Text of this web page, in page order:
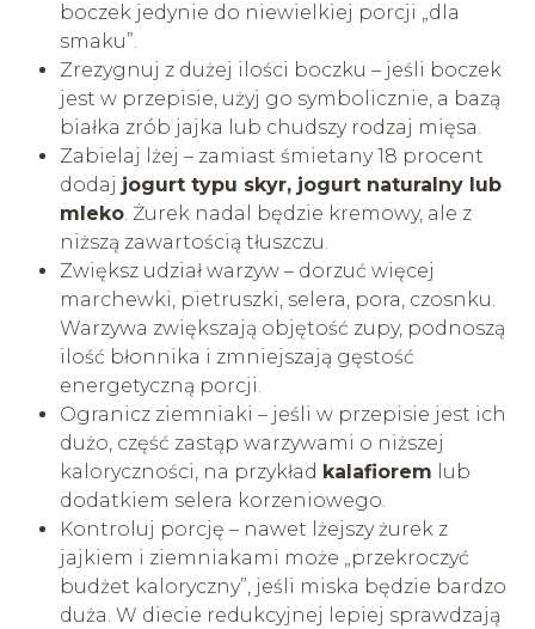
boczek jedynie do niewielkiej porcji „dla
smaku”.
Zrezygnuj z dużej ilości boczku – jeśli boczek
jest w przepisie, użyj go symbolicznie, a bazą
białka zrób jajka lub chudszy rodzaj mięsa.
Zabielaj lżej – zamiast śmietany 18 procent
dodaj jogurt typu skyr, jogurt naturalny lub
mleko. Żurek nadal będzie kremowy, ale z
niższą zawartością tłuszczu.
Zwiększ udział warzyw – dorzuć więcej
marchewki, pietruszki, selera, pora, czosnku.
Warzywa zwiększają objętość zupy, podnoszą
ilość błonnika i zmniejszają gęstość
energetyczną porcji.
Ogranicz ziemniaki – jeśli w przepisie jest ich
dużo, część zastąp warzywami o niższej
kaloryczności, na przykład kalafiorem lub
dodatkiem selera korzeniowego.
Kontroluj porcję – nawet lżejszy żurek z
jajkiem i ziemniakami może „przekroczyć
budżet kaloryczny”, jeśli miska będzie bardzo
duża. W diecie redukcyjnej lepiej sprawdzają